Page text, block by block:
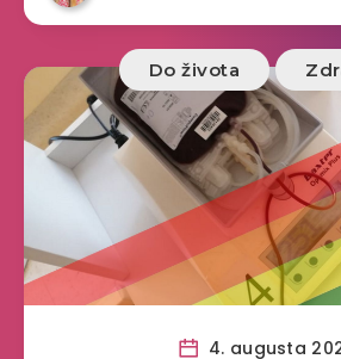
Do života
4. augusta